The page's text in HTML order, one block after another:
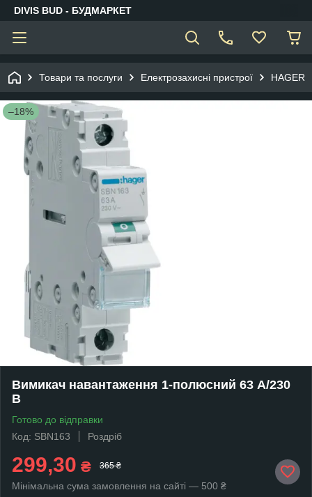
DIVIS BUD - БУДМАРКЕТ
Товари та послуги Електрозахисні пристрої HAGER
–18%
Вимикач навантаження 1-полюсний 63 А/230
В
Готово до відправки
Код: SBN163
Роздріб
299,30 ₴ 365 ₴
Мінімальна сума замовлення на сайті — 500 ₴